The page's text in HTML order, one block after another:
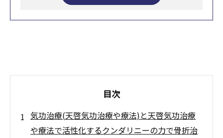
目次
気功治療(天啓気功治療や療法)と天啓気功治療
や療法で活性化するクンダリニーの力で骨折治